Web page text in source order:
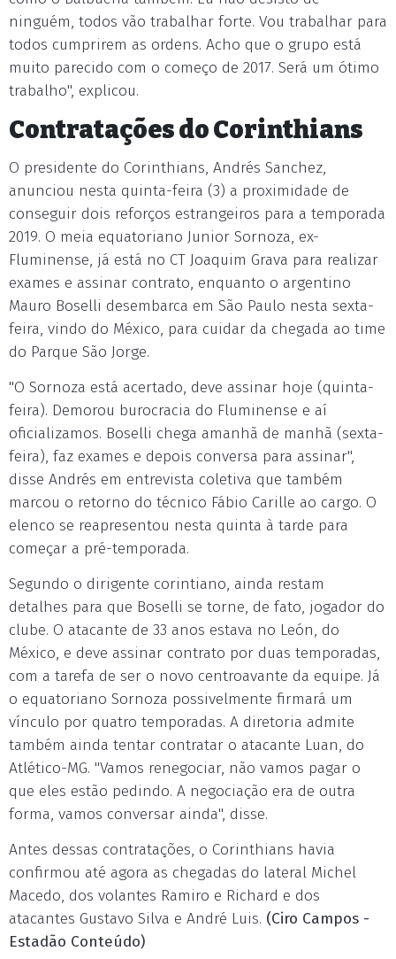
ninguém, todos vão trabalhar forte. Vou trabalhar para
todos cumprirem as ordens. Acho que o grupo está
muito parecido com o começo de 2017. Será um ótimo
trabalho", explicou.
Contratações do Corinthians
O presidente do Corinthians, Andrés Sanchez,
anunciou nesta quinta-feira (3) a proximidade de
conseguir dois reforços estrangeiros para a temporada
2019. O meia equatoriano Junior Sornoza, ex-
Fluminense, já está no CT Joaquim Grava para realizar
exames e assinar contrato, enquanto o argentino
Mauro Boselli desembarca em São Paulo nesta sexta-
feira, vindo do México, para cuidar da chegada ao time
do Parque São Jorge.
"O Sornoza está acertado, deve assinar hoje (quinta-
feira). Demorou burocracia do Fluminense e aí
oficializamos. Boselli chega amanhã de manhã (sexta-
feira), faz exames e depois conversa para assinar",
disse Andrés em entrevista coletiva que também
marcou o retorno do técnico Fábio Carille ao cargo. O
elenco se reapresentou nesta quinta à tarde para
começar a pré-temporada.
Segundo o dirigente corintiano, ainda restam
detalhes para que Boselli se torne, de fato, jogador do
clube. O atacante de 33 anos estava no León, do
México, e deve assinar contrato por duas temporadas,
com a tarefa de ser o novo centroavante da equipe. Já
o equatoriano Sornoza possivelmente firmará um
vínculo por quatro temporadas. A diretoria admite
também ainda tentar contratar o atacante Luan, do
Atlético-MG. "Vamos renegociar, não vamos pagar o
que eles estão pedindo. A negociação era de outra
forma, vamos conversar ainda", disse.
Antes dessas contratações, o Corinthians havia
confirmou até agora as chegadas do lateral Michel
Macedo, dos volantes Ramiro e Richard e dos
atacantes Gustavo Silva e André Luis. (Ciro Campos -
Estadão Conteúdo)